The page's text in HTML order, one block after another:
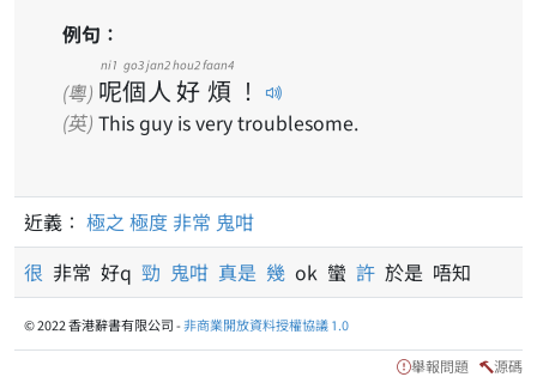
例句：
(粵) 呢
ni1
個
go3
人
jan2
好
hou2
煩
faan4
！
(英) This guy is very troublesome.
近義： 極之 極度 非常 鬼咁
很 非常 好q 勁 鬼咁 真是 幾 ok 蠻 許 於是 唔知
© 2022 香港辭書有限公司 -非商業開放資料授權協議 1.0
舉報問題 源碼